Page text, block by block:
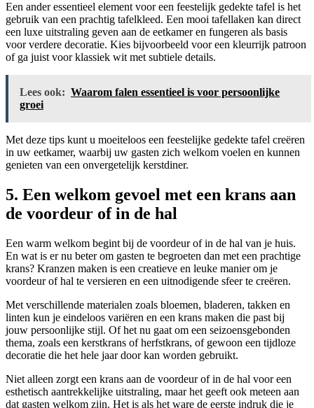
Een ander essentieel element voor een feestelijk gedekte tafel is het
gebruik van een prachtig tafelkleed. Een mooi tafellaken kan direct
een luxe uitstraling geven aan de eetkamer en fungeren als basis
voor verdere decoratie. Kies bijvoorbeeld voor een kleurrijk patroon
of ga juist voor klassiek wit met subtiele details.
Lees ook: Waarom falen essentieel is voor persoonlijke
groei
Met deze tips kunt u moeiteloos een feestelijke gedekte tafel creëren
in uw eetkamer, waarbij uw gasten zich welkom voelen en kunnen
genieten van een onvergetelijk kerstdiner.
5. Een welkom gevoel met een krans aan
de voordeur of in de hal
Een warm welkom begint bij de voordeur of in de hal van je huis.
En wat is er nu beter om gasten te begroeten dan met een prachtige
krans? Kranzen maken is een creatieve en leuke manier om je
voordeur of hal te versieren en een uitnodigende sfeer te creëren.
Met verschillende materialen zoals bloemen, bladeren, takken en
linten kun je eindeloos variëren en een krans maken die past bij
jouw persoonlijke stijl. Of het nu gaat om een seizoensgebonden
thema, zoals een kerstkrans of herfstkrans, of gewoon een tijdloze
decoratie die het hele jaar door kan worden gebruikt.
Niet alleen zorgt een krans aan de voordeur of in de hal voor een
esthetisch aantrekkelijke uitstraling, maar het geeft ook meteen aan
dat gasten welkom zijn. Het is als het ware de eerste indruk die je